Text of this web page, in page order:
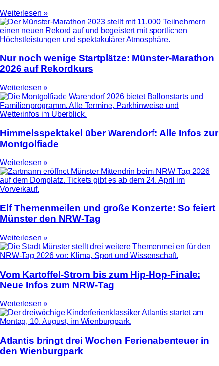
Weiterlesen »
Nur noch wenige Startplätze: Münster-Marathon
2026 auf Rekordkurs
Weiterlesen »
Himmelsspektakel über Warendorf: Alle Infos zur
Montgolfiade
Weiterlesen »
Elf Themenmeilen und große Konzerte: So feiert
Münster den NRW-Tag
Weiterlesen »
Vom Kartoffel-Strom bis zum Hip-Hop-Finale:
Neue Infos zum NRW-Tag
Weiterlesen »
Atlantis bringt drei Wochen Ferienabenteuer in
den Wienburgpark